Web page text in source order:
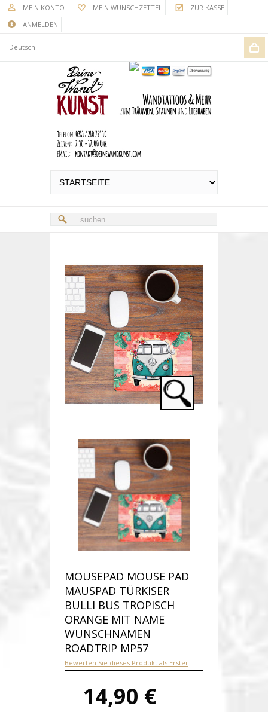
MEIN KONTO MEIN WUNSCHZETTEL
ZUR KASSE
ANMELDEN
Deutsch
MOUSEPAD MOUSE PAD
MAUSPAD TÜRKISER
BULLI BUS TROPISCH
ORANGE MIT NAME
WUNSCHNAMEN
ROADTRIP MP57
Bewerten Sie dieses Produkt als Erster
14,90 €